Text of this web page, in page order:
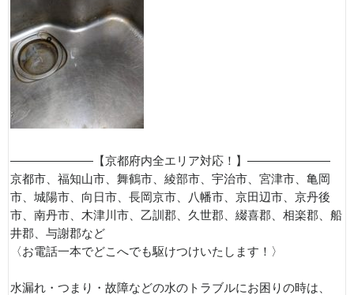
———————【京都府内全エリア対応！】———————
京都市、福知山市、舞鶴市、綾部市、宇治市、宮津市、亀岡
市、城陽市、向日市、長岡京市、八幡市、京田辺市、京丹後
市、南丹市、木津川市、乙訓郡、久世郡、綴喜郡、相楽郡、船
井郡、与謝郡など
〈お電話一本でどこへでも駆けつけいたします！〉
水漏れ・つまり・故障などの水のトラブルにお困りの時は、